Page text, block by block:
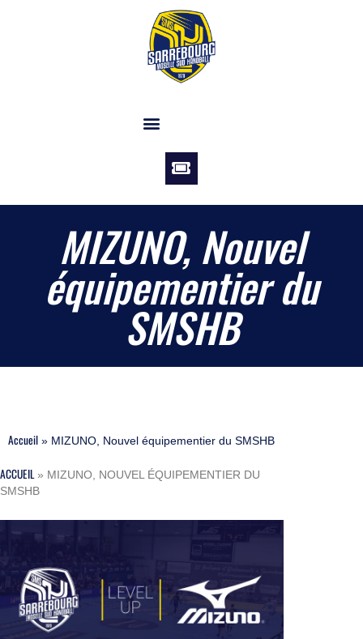
MIZUNO, Nouvel
équipementier du
SMSHB
Accueil » MIZUNO, Nouvel équipementier du SMSHB
ACCUEIL» MIZUNO, NOUVEL ÉQUIPEMENTIER DU
SMSHB
Panneau de gestion des cookies